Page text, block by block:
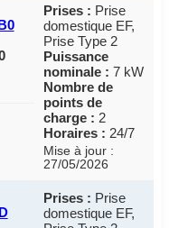
Prises : Prise
domestique EF,
Prise Type 2
Puissance
nominale : 7 kW
Nombre de
points de
charge : 2
Horaires : 24/7
Mise à jour :
27/05/2026
Prises : Prise
domestique EF,